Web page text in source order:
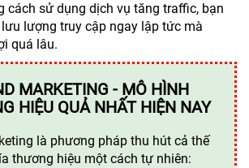
cách sử dụng dịch vụ tăng traffic, bạn
lượng truy cập ngay lập tức mà
quá lâu.
MARKETING - MÔ HÌNH
HIỆU QUẢ NHẤT HIỆN NAY
là phương pháp thu hút cả thế
thương hiệu một cách tự nhiên: